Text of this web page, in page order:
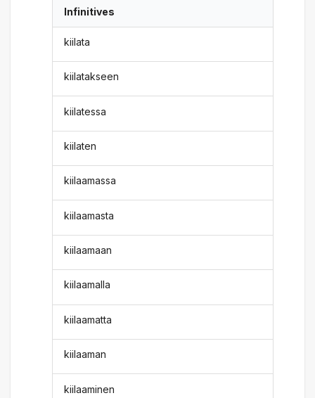
Infinitives
kiilata
kiilatakseen
kiilatessa
kiilaten
kiilaamassa
kiilaamasta
kiilaamaan
kiilaamalla
kiilaamatta
kiilaaman
kiilaaminen